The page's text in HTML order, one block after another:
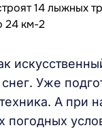
Уже
А при
погодных